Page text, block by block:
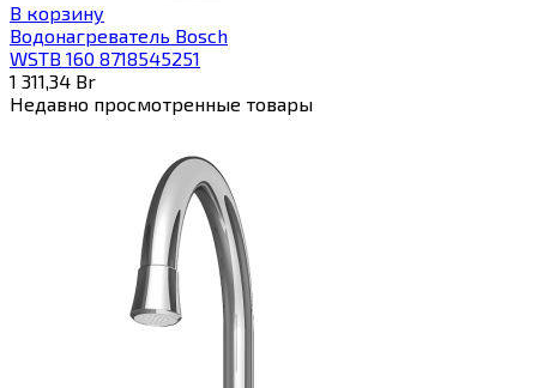
В корзину
Водонагреватель Bosch
WSTB 160 8718545251
1 311,34 Br
Недавно просмотренные товары